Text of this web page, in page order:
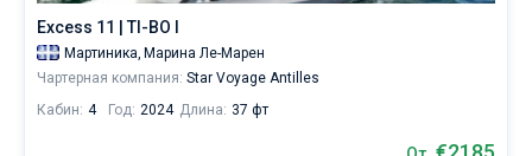
Excess 11 | TI-BO I
Мартиника, Марина Ле-Марен
Чартерная компания: Star Voyage Antilles
Кабин: 4 Год: 2024 Длина: 37 фт